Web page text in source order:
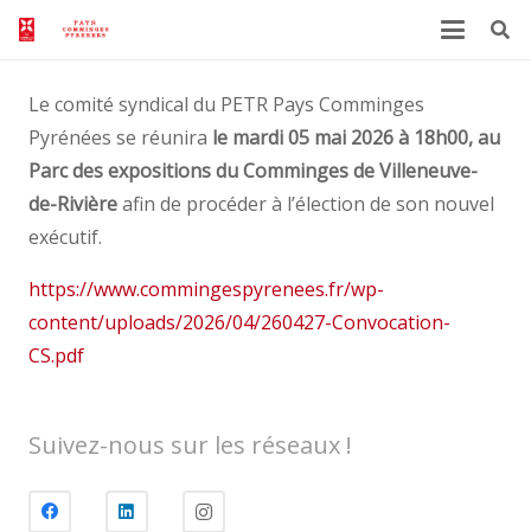
Le comité syndical du PETR Pays Comminges
Pyrénées se réunira le mardi 05 mai 2026 à 18h00, au
Parc des expositions du Comminges de Villeneuve-
de-Rivièreafin de procéder à l’élection de son nouvel
exécutif.
https://www.commingespyrenees.fr/wp-
content/uploads/2026/04/260427-Convocation-
CS.pdf
Suivez-nous sur les réseaux !